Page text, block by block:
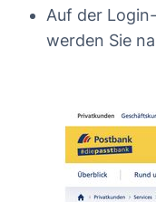
Auf der
werden Sie